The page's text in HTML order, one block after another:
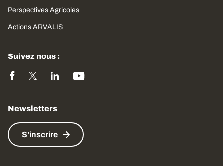
Perspectives Agricoles
Actions ARVALIS
Suivez nous :
Newsletters
S'inscrire